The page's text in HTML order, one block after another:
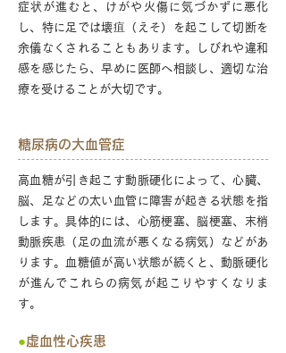
症状が進むと、けがや火傷に気づかずに悪化
し、特に足では壊疽（えそ）を起こして切断を
余儀なくされることもあります。しびれや違和
感を感じたら、早めに医師へ相談し、適切な治
療を受けることが大切です。
糖尿病の大血管症
高血糖が引き起こす動脈硬化によって、心臓、
脳、足などの太い血管に障害が起きる状態を指
します。具体的には、心筋梗塞、脳梗塞、末梢
動脈疾患（足の血流が悪くなる病気）などがあ
ります。血糖値が高い状態が続くと、動脈硬化
が進んでこれらの病気が起こりやすくなりま
す。
●虚血性心疾患